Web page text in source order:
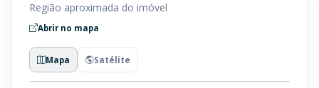
Região aproximada do imóvel
Abrir no mapa
Mapa Satélite